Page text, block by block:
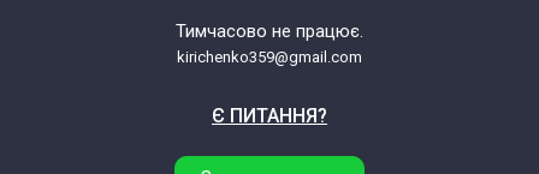
Тимчасово не працює.
kirichenko359@gmail.com
Є ПИТАННЯ?